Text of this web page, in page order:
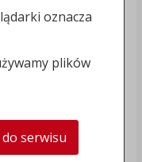
oznacza
plików
serwisu